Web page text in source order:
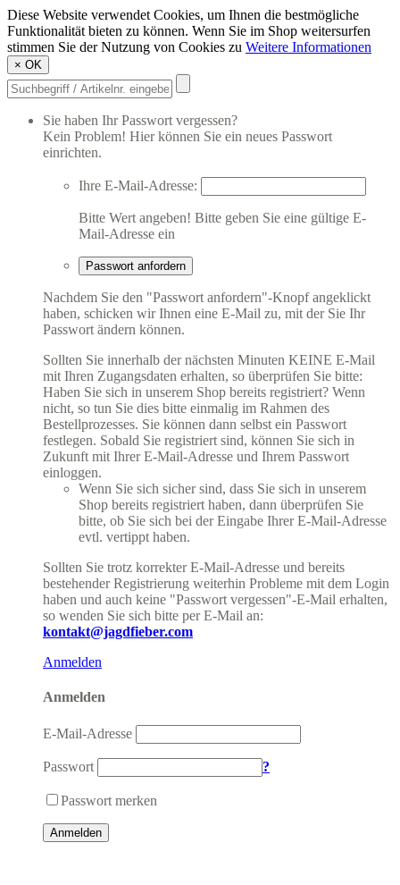
Diese Website verwendet Cookies, um Ihnen die bestmögliche
Funktionalität bieten zu können. Wenn Sie im Shop weitersurfen
stimmen Sie der Nutzung von Cookies zu Weitere Informationen
× OK
Sie haben Ihr Passwort vergessen?
Kein Problem! Hier können Sie ein neues Passwort
einrichten.
Ihre E-Mail-Adresse:
Bitte Wert angeben! Bitte geben Sie eine gültige E-
Mail-Adresse ein
Passwort anfordern
Nachdem Sie den "Passwort anfordern"-Knopf angeklickt
haben, schicken wir Ihnen eine E-Mail zu, mit der Sie Ihr
Passwort ändern können.
Sollten Sie innerhalb der nächsten Minuten KEINE E-Mail
mit Ihren Zugangsdaten erhalten, so überprüfen Sie bitte:
Haben Sie sich in unserem Shop bereits registriert? Wenn
nicht, so tun Sie dies bitte einmalig im Rahmen des
Bestellprozesses. Sie können dann selbst ein Passwort
festlegen. Sobald Sie registriert sind, können Sie sich in
Zukunft mit Ihrer E-Mail-Adresse und Ihrem Passwort
einloggen.
Wenn Sie sich sicher sind, dass Sie sich in unserem
Shop bereits registriert haben, dann überprüfen Sie
bitte, ob Sie sich bei der Eingabe Ihrer E-Mail-Adresse
evtl. vertippt haben.
Sollten Sie trotz korrekter E-Mail-Adresse und bereits
bestehender Registrierung weiterhin Probleme mit dem Login
haben und auch keine "Passwort vergessen"-E-Mail erhalten,
so wenden Sie sich bitte per E-Mail an:
kontakt@jagdfieber.com
Anmelden
Anmelden
E-Mail-Adresse
Passwort ?
Passwort merken
Anmelden